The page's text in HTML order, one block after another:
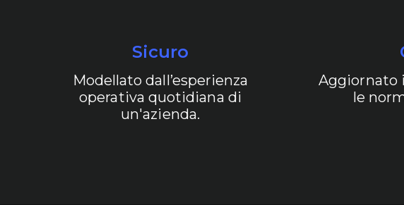
Sicuro
Modellato dall’esperienza
operativa quotidiana di
un'azienda.
Aggiornato
le